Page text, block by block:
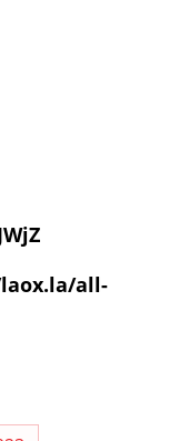
all-